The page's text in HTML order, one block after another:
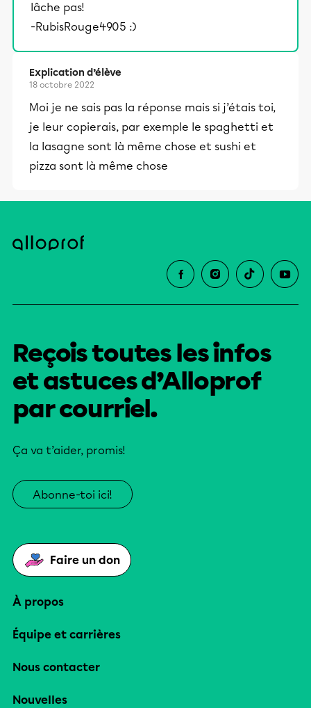
éducative.
lâche pas!
-RubisRouge4905 :)
Explication d’élève
18 octobre 2022
Moi je ne sais pas la réponse mais si j’étais toi,
je leur copierais, par exemple le spaghetti et
la lasagne sont là même chose et sushi et
pizza sont là même chose
Reçois toutes les infos
et astuces d’Alloprof
par courriel.
Ça va t’aider, promis!
Abonne-toi ici!
Faire un don
À propos
Équipe et carrières
Nous contacter
Nouvelles